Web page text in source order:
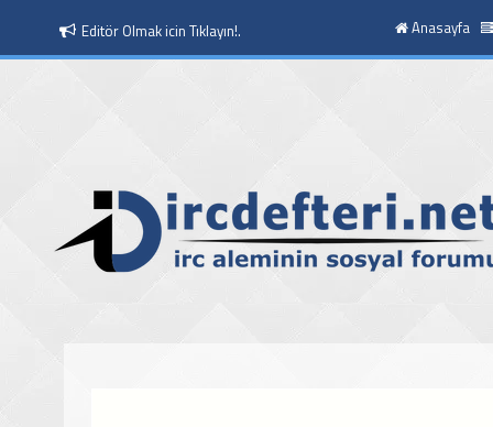
Editör Olmak icin Tıklayın!. Anasayfa